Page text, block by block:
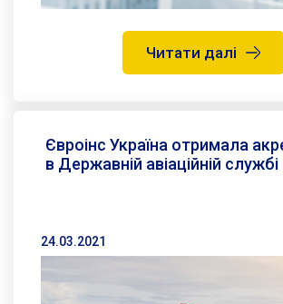
Читати далі
Євроінс Україна отримала
в Державній авіаційній службі
24.03.2021